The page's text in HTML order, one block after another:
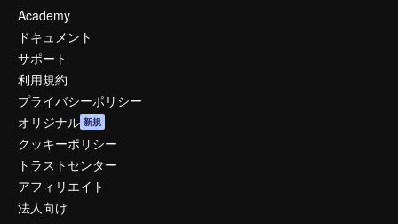
Academy
ドキュメント
サポート
利用規約
プライバシーポリシー
オリジナル 新規
クッキーポリシー
トラストセンター
アフィリエイト
法人向け